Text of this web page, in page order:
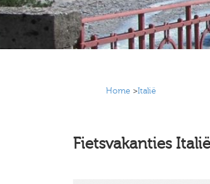
Home >Italië
Fietsvakanties Italië